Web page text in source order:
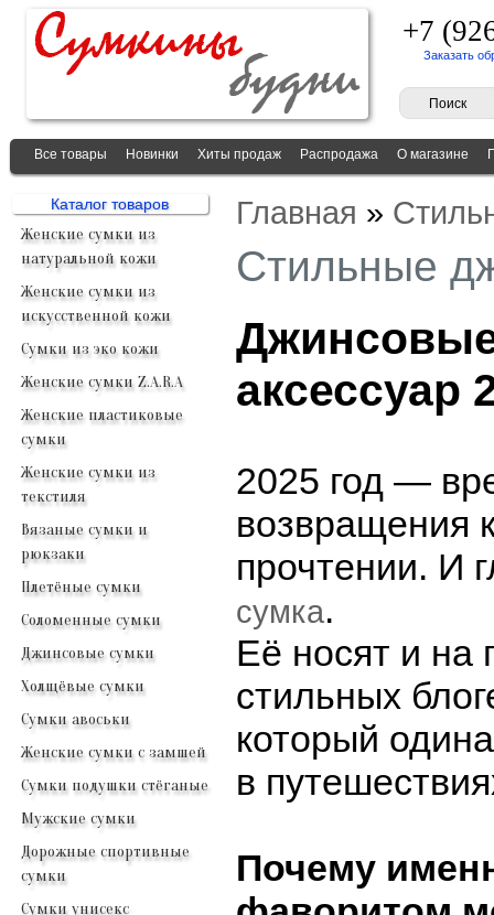
+7
Заказать
Все товары Новинки Хиты продаж Распродажа О магазине
Каталог товаров
Женские сумки из
натуральной кожи
Женские сумки из
искусственной кожи
Сумки из эко кожи
Женские сумки Z.A.R.A
Женские пластиковые
сумки
Женские сумки из
текстиля
Вязаные сумки и
рюкзаки
Плетёные сумки
Соломенные сумки
Джинсовые сумки
Холщёвые сумки
Сумки авоськи
Женские сумки с замшей
Сумки подушки стёганые
Мужские сумки
Дорожные спортивные
сумки
Сумки унисекс
Главная »
Стильные
аксессуар
2025 год —
возвращения
прочтении. И
сумка.
Её носят и на
стильных
который
в
Почему